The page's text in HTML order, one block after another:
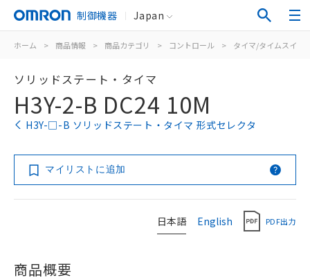
制御機器 Japan
ホーム > 商品情報 > 商品カテゴリ > コントロール > タイマ/タイムスイッ
ソリッドステート・タイマ
H3Y-2-B DC24 10M
H3Y-□-B ソリッドステート・タイマ 形式セレクタ
マイリストに追加
日本語 English PDF出力
商品概要